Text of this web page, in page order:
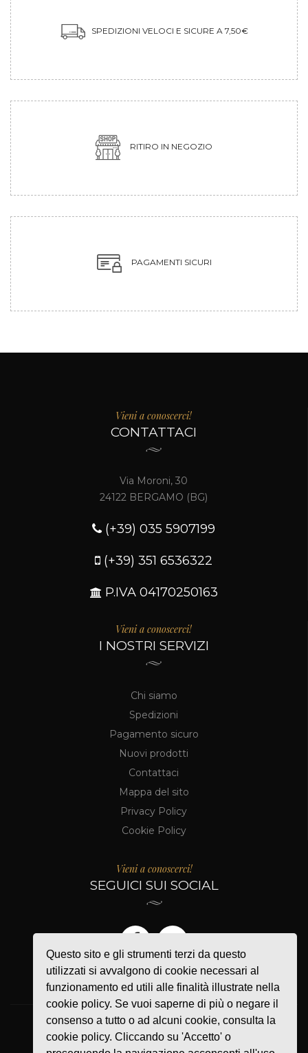
Questo sito e gli strumenti terzi da questo
utilizzati si avvalgono di cookie necessari al
funzionamento ed utili alle finalità illustrate nella
cookie policy. Se vuoi saperne di più o negare il
consenso a tutto o ad alcuni cookie, consulta la
cookie policy. Cliccando su 'Accetto' o
SPEDIZIONI VELOCI E SICURE A 7,50€
RITIRO IN NEGOZIO
PAGAMENTI SICURI
Vieni a conoscerci!
CONTATTACI
Via Moroni, 30
24122 BERGAMO (BG)
(+39) 035 5907199
(+39) 351 6536322
P.IVA 04170250163
Vieni a conoscerci!
I NOSTRI SERVIZI
Chi siamo
Spedizioni
Pagamento sicuro
Nuovi prodotti
Contattaci
Mappa del sito
Privacy Policy
Cookie Policy
Vieni a conoscerci!
SEGUICI SUI SOCIAL
PAGAMENTI ACCETTATI